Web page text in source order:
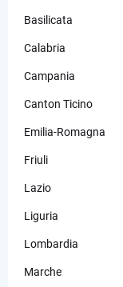
Basilicata
Calabria
Campania
Canton Ticino
Emilia-Romagna
Friuli
Lazio
Liguria
Lombardia
Marche